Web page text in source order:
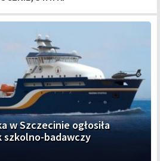
w Szczecinie ogłosiła
badawczy